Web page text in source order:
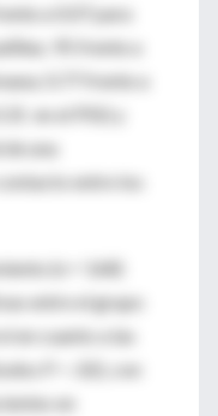
a 0.07 para
95 frente a
0.77 frente a
en el PSS) y
una
entre los
(n = 168)
entre el grupo
en cuanto a las
P < .02), con
en